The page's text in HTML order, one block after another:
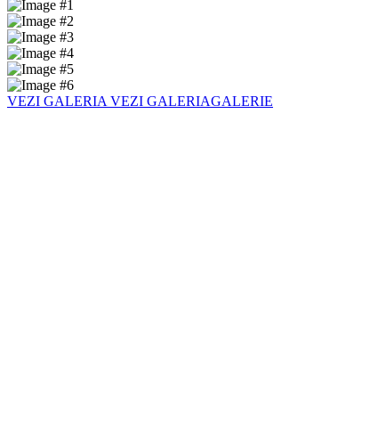
VEZI GALERIA VEZI GALERIAGALERIE